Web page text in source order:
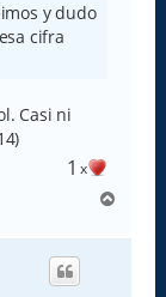
y dudo
cifra
Casi ni
1 x
r